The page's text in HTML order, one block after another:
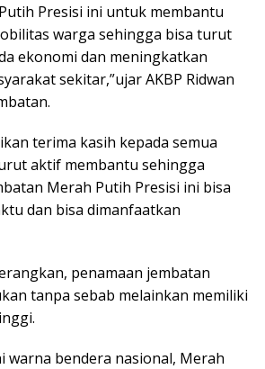
Presisi ini untuk membantu
warga sehingga bisa turut
ekonomi dan meningkatkan
sekitar,”ujar AKBP Ridwan
terima kasih kepada semua
aktif membantu sehingga
Merah Putih Presisi ini bisa
dan bisa dimanfaatkan
penamaan jembatan
tanpa sebab melainkan memiliki
warna bendera nasional, Merah